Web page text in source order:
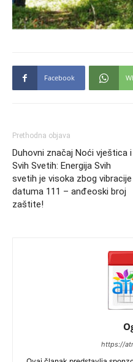
Facebook
Prethodna objava
Duhovni značaj Noći vještica i
Svih Svetih: Energija Svih
svetih je visoka zbog vibracije
datuma 111 – anđeoski broj
zaštite!
https://